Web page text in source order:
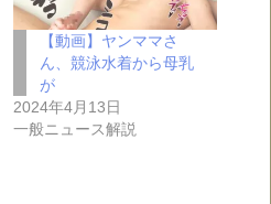
【動画】ヤンママさ
ん、競泳水着から母乳
が
2024年4月13日
一般ニュース解説